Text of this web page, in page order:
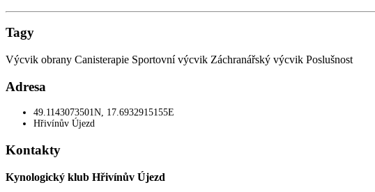
Tagy
Výcvik obrany Canisterapie Sportovní výcvik Záchranářský výcvik Poslušnost
Adresa
49.1143073501N, 17.6932915155E
Hřivínův Újezd
Kontakty
Kynologický klub Hřivínův Újezd